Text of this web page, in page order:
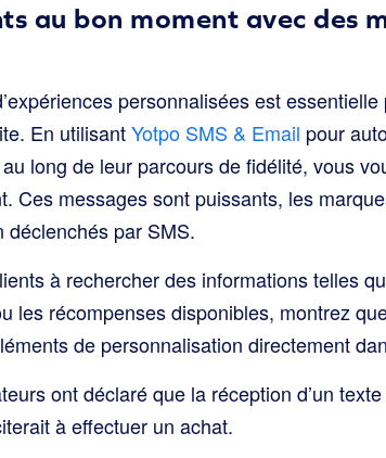
au bon moment avec des
personnalisées est
En utilisantYotpo SMS & Email pour
long de leur parcours de fidélité, vous
Ces messages sont puissants, les
par SMS.
à rechercher des informations telles
les récompenses disponibles, montrez
de personnalisation directement
ont déclaré que la réception d’un
à effectuer un achat.